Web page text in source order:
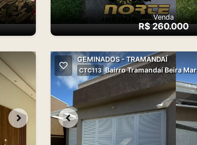
Venda
R$ 260.000
GEMINADOS - TRAMANDAÍ
CTC113 Bairro Tramandaí Beira Mar